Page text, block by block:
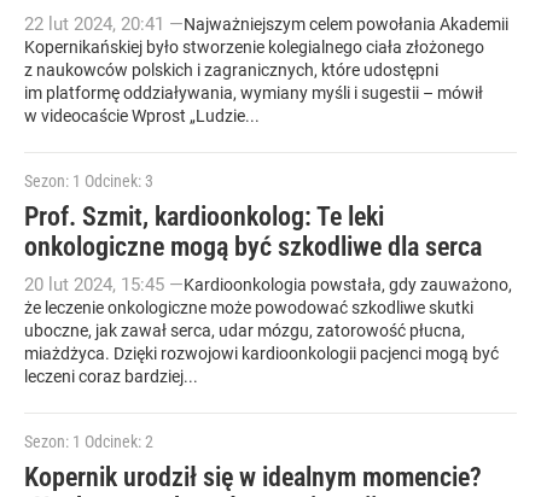
22 lut 2024, 20:41 —Najważniejszym celem powołania Akademii
Kopernikańskiej było stworzenie kolegialnego ciała złożonego
z naukowców polskich i zagranicznych, które udostępni
im platformę oddziaływania, wymiany myśli i sugestii – mówił
w videocaście Wprost „Ludzie...
Sezon: 1 Odcinek: 3
Prof. Szmit, kardioonkolog: Te leki
onkologiczne mogą być szkodliwe dla serca
20 lut 2024, 15:45 —Kardioonkologia powstała, gdy zauważono,
że leczenie onkologiczne może powodować szkodliwe skutki
uboczne, jak zawał serca, udar mózgu, zatorowość płucna,
miażdżyca. Dzięki rozwojowi kardioonkologii pacjenci mogą być
leczeni coraz bardziej...
Sezon: 1 Odcinek: 2
Kopernik urodził się w idealnym momencie?